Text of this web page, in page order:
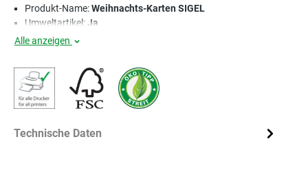
Produkt-Name:Weihnachts-Karten SIGEL
Umweltartikel:Ja
Alle anzeigen
Technische Daten